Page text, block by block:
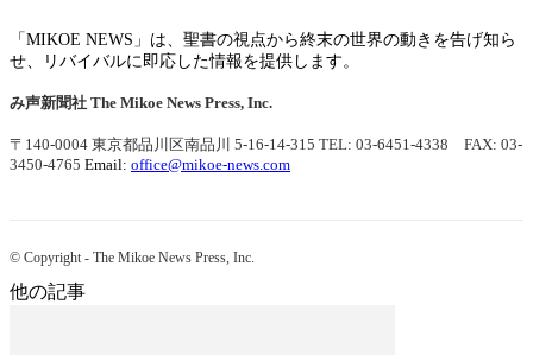
「MIKOE NEWS」は、聖書の視点から終末の世界の動きを告げ知ら
せ、リバイバルに即応した情報を提供します。
み声新聞社 The Mikoe News Press, Inc.
〒140-0004 東京都品川区南品川 5-16-14-315 TEL: 03-6451-4338 FAX: 03-
3450-4765 Email: office@mikoe-news.com
© Copyright - The Mikoe News Press, Inc.
他の記事